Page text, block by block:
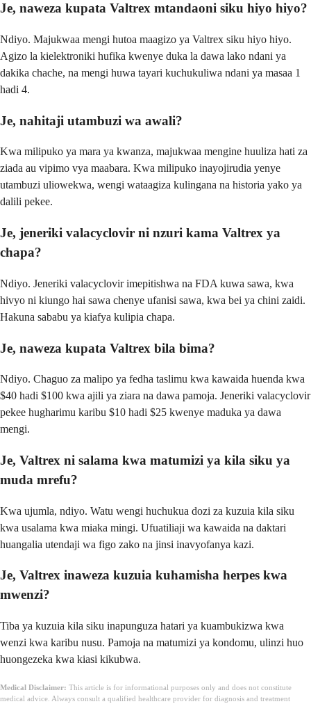
Je, naweza kupata Valtrex mtandaoni siku hiyo hiyo?
Ndiyo. Majukwaa mengi hutoa maagizo ya Valtrex siku hiyo hiyo.
Agizo la kielektroniki hufika kwenye duka la dawa lako ndani ya
dakika chache, na mengi huwa tayari kuchukuliwa ndani ya masaa 1
hadi 4.
Je, nahitaji utambuzi wa awali?
Kwa milipuko ya mara ya kwanza, majukwaa mengine huuliza hati za
ziada au vipimo vya maabara. Kwa milipuko inayojirudia yenye
utambuzi uliowekwa, wengi wataagiza kulingana na historia yako ya
dalili pekee.
Je, jeneriki valacyclovir ni nzuri kama Valtrex ya
chapa?
Ndiyo. Jeneriki valacyclovir imepitishwa na FDA kuwa sawa, kwa
hivyo ni kiungo hai sawa chenye ufanisi sawa, kwa bei ya chini zaidi.
Hakuna sababu ya kiafya kulipia chapa.
Je, naweza kupata Valtrex bila bima?
Ndiyo. Chaguo za malipo ya fedha taslimu kwa kawaida huenda kwa
$40 hadi $100 kwa ajili ya ziara na dawa pamoja. Jeneriki valacyclovir
pekee hugharimu karibu $10 hadi $25 kwenye maduka ya dawa
mengi.
Je, Valtrex ni salama kwa matumizi ya kila siku ya
muda mrefu?
Kwa ujumla, ndiyo. Watu wengi huchukua dozi za kuzuia kila siku
kwa usalama kwa miaka mingi. Ufuatiliaji wa kawaida na daktari
huangalia utendaji wa figo zako na jinsi inavyofanya kazi.
Je, Valtrex inaweza kuzuia kuhamisha herpes kwa
mwenzi?
Tiba ya kuzuia kila siku inapunguza hatari ya kuambukizwa kwa
wenzi kwa karibu nusu. Pamoja na matumizi ya kondomu, ulinzi huo
huongezeka kwa kiasi kikubwa.
Medical Disclaimer: This article is for informational purposes only and does not constitute
medical advice. Always consult a qualified healthcare provider for diagnosis and treatment